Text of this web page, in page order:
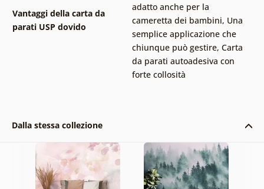
Vantaggi della carta da
parati USP dovido
adatto anche per la
cameretta dei bambini, Una
semplice applicazione che
chiunque può gestire, Carta
da parati autoadesiva con
forte collosità
Dalla stessa collezione